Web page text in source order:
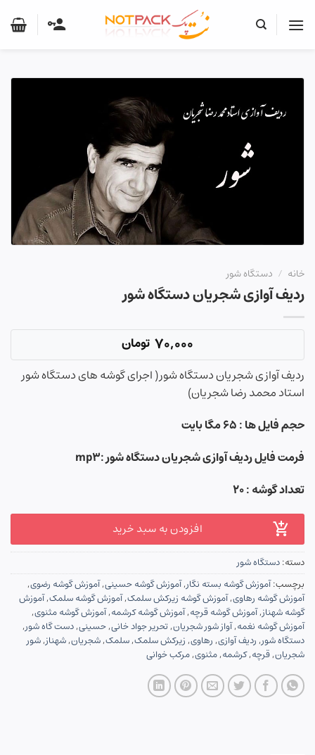
خانه / دستگاه شور
ردیف آوازی شجریان دستگاه شور
70,000 تومان
ردیف آوازی شجریان دستگاه شور( اجرای گوشه های دستگاه شور
استاد محمد رضا شجریان)
حجم فایل ها :۶۵مگا بایت
فرمت فایل ردیف آوازی شجریان دستگاه شور:mp3
تعداد گوشه : ۲۰
افزودن به سبد خرید
دسته:دستگاه شور
برچسب:آموزش گوشه بسته نگار,آموزش گوشه حسینی,آموزش گوشه رضوی,
آموزش گوشه رهاوی,آموزش گوشه زیرکش سلمک,آموزش گوشه سلمک,آموزش
گوشه شهناز,آموزش گوشه قرچه,آموزش گوشه کرشمه,آموزش گوشه مثنوی,
آموزش گوشه نغمه,آواز شور شجریان,تحریر جواد خانی,حسینی,دست گاه شور,
دستگاه شور,ردیف آوازی,رهاوی,زیرکش سلمک,سلمک,شجریان,شهناز,شور
شجریان,قرچه,کرشمه,مثنوی,مرکب خوانی